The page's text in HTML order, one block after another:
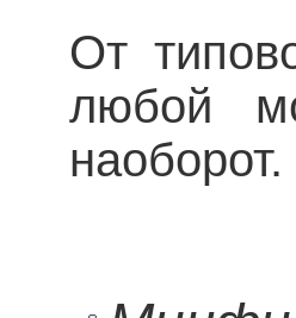
От
любой
наоборот.